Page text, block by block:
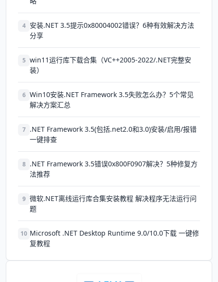
4 安装.NET 3.5提示0x80004002错误？6种有效解决方法
分享
5 win11运行库下载合集（VC++2005-2022/.NET完整安
装）
6 Win10安装.NET Framework 3.5失败怎么办？5个常见
解决方案汇总
7 .NET Framework 3.5(包括.net2.0和3.0)安装/启用/报错
一键排查
8 .NET Framework 3.5错误0x800F0907解决？5种修复方
法推荐
9 微软.NET离线运行库合集安装教程 解决程序无法运行问
题
10 Microsoft .NET Desktop Runtime 9.0/10.0下载 一键修
复教程